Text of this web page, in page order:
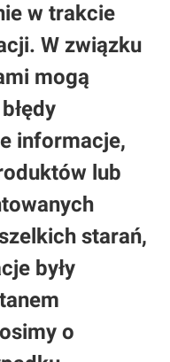
w trakcie
W związku
mogą
informacje,
lub
starań,
były
o